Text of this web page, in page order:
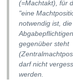
(=Machtakt), für
"eine
notwendig ist,
Abgabepflichtigen
gegenüber steht
darf nicht
werden.